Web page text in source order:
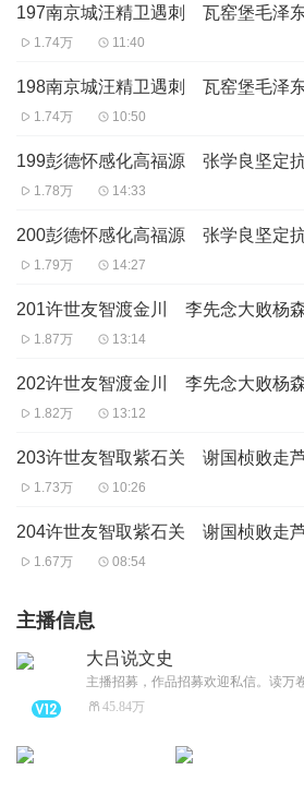
197南京城汪精卫遇刺 瓦窑堡毛泽东
1.74万 11:40
198南京城汪精卫遇刺 瓦窑堡毛泽东
1.74万 10:50
199彭德怀感化高福源 张学良坚定抗
1.78万 14:33
200彭德怀感化高福源 张学良坚定抗
1.79万 14:27
201许世友智渡金川 李先念大败杨森
1.87万 13:14
202许世友智渡金川 李先念大败杨森
1.82万 13:12
203许世友智取紫石关 谢国桢败走芦
1.73万 10:26
204许世友智取紫石关 谢国桢败走芦
1.67万 08:54
主播信息
大吕说文史
45.84万